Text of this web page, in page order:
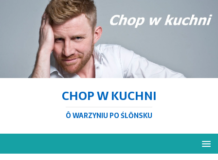
CHOP W KUCHNI
Ô WARZYNIU PO ŚLŌNSKU